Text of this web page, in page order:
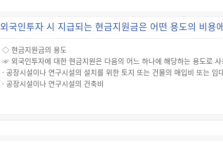
외국인투자 시 지급되는 현금지원금은 어떤 용도의 비용
◇ 현금지원금의 용도
☞ 외국인투자에 대한 현금지원은 다음의 어느 하나에 해당하는 용도로
· 공장시설이나 연구시설의 설치를 위한 토지 또는 건물의 매입비 또는 임
· 공장시설이나 연구시설의 건축비
· 고용보조금 및 교육훈련보조금